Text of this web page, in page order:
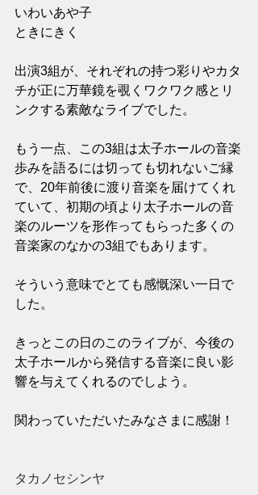
いわいあや子
ときにきく
出演3組が、それぞれの持つ彩りやカタ
チが正に万華鏡を覗くワクワク感とリ
ンクする素敵なライブでした。
もう一点、この3組は太子ホールの音楽
歩みを語るには切っても切れないご縁
で、20年前後に渡り音楽を届けてくれ
ていて、初期の頃より太子ホールの音
楽のルーツを形作ってもらった多くの
音楽家のなかの3組でもあります。
そういう意味でとても感慨深い一日で
した。
きっとこの日のこのライブが、今後の
太子ホールから発信する音楽に良い影
響を与えてくれるのでしよう。
関わっていただいたみなさまに感謝！
タカノセシンヤ